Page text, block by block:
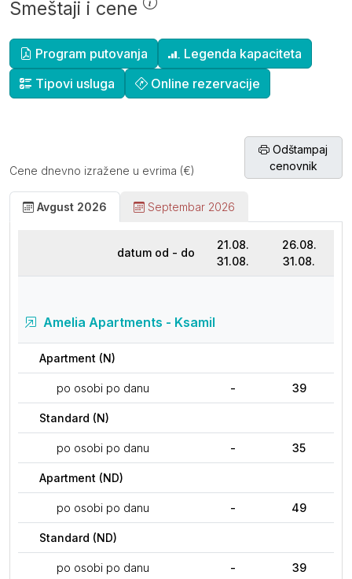
Smeštaji i cene
Cene dnevno izražene u evrima (€)
Odštampaj
cenovnik
Avgust 2026 Septembar 2026
datum od - do
21.08.
31.08.
26.08.
31.08.
Amelia Apartments - Ksamil
Apartment (N)
po osobi po danu - 39
Standard (N)
po osobi po danu - 35
Apartment (ND)
po osobi po danu - 49
Standard (ND)
po osobi po danu - 39
Dopunske informacije
Program putovanja
Legenda kapaciteta
Tipovi usluga
Online rezervacije